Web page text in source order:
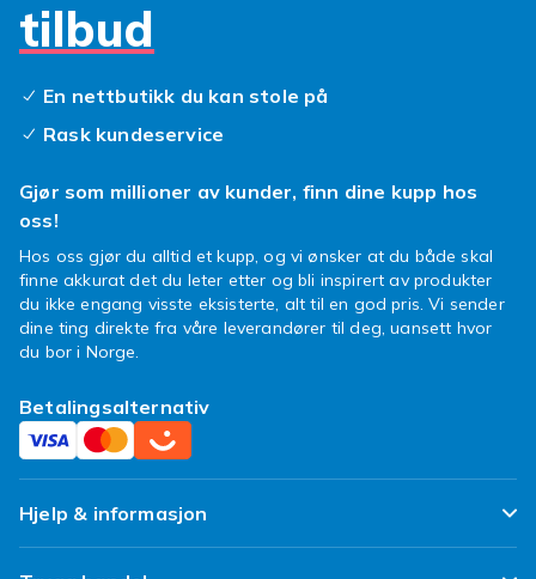
tilbud
En nettbutikk du kan stole på
Rask kundeservice
Gjør som millioner av kunder, finn dine kupp hos
oss!
Hos oss gjør du alltid et kupp, og vi ønsker at du både skal
finne akkurat det du leter etter og bli inspirert av produkter
du ikke engang visste eksisterte, alt til en god pris. Vi sender
dine ting direkte fra våre leverandører til deg, uansett hvor
du bor i Norge.
Betalingsalternativ
Hjelp & informasjon
Ofte stilte spørsmål